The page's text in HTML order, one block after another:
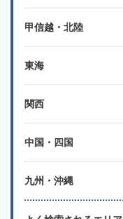
甲信越・北陸
東海
関西
中国・四国
九州・沖縄